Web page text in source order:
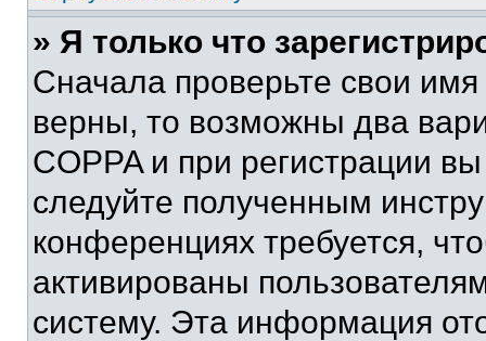
» Я только что
Сначала проверьте свои
верны, то возможны два
COPPA и при регистрации
следуйте полученным
конференциях требуется,
активированы
систему. Эта информация